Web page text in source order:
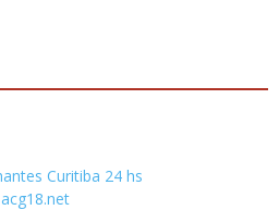
Curitiba 24 hs
acg18.net